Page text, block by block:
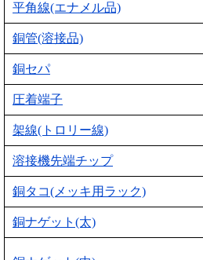
平角線(エナメル品)
銅管(溶接品)
銅セパ
圧着端子
架線(トロリー線)
溶接機先端チップ
銅タコ(メッキ用ラック)
銅ナゲット(太)